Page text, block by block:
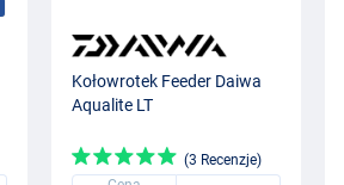
Kołowrotek Feeder Daiwa
Aqualite LT
(3 Recenzje)